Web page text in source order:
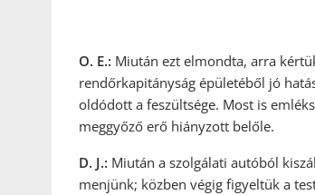
O. E.: Miután ezt elmondta, arra
rendőrkapitányság épületéből jó
oldódott a feszültsége. Most is
meggyőző erő hiányzott belőle.
D. J.: Miután a szolgálati autóból
menjünk; közben végig figyeltük a